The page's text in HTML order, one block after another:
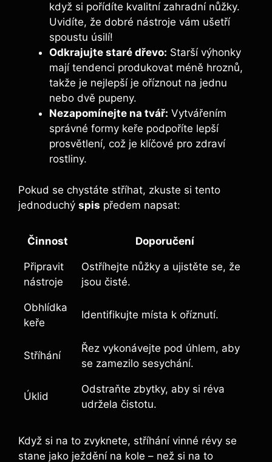
když si pořídíte kvalitní zahradní nůžky.
Uvidíte, že ⁢dobré nástroje vám ušetří
‌spoustu úsilí!
Odkrajujte ⁢staré dřevo: Starší výhonky
⁢mají tendenci produkovat méně hroznů,
takže je nejlepší je oříznout na jednu
nebo dvě pupeny.
Nezapomínejte⁣ na tvář: Vytvářením⁢
správné formy keře podpoříte lepší
prosvětlení, což je klíčové pro zdraví
rostliny.
Pokud se chystáte stříhat, zkuste si tento
jednoduchý spis předem napsat:
Činnost Doporučení
Připravit‍
nástroje
Ostříhejte nůžky a ujistěte se, že
jsou čisté.
Obhlídka
keře
Identifikujte místa k oříznutí.
Stříhání
Řez ​vykonávejte pod úhlem, aby
se zamezilo sesychání.
Úklid
Odstraňte zbytky, aby⁤ si réva
udržela čistotu.
Když si na to zvyknete, stříhání vinné révy⁤ se
⁣stane jako ježdění na kole – než ‍si na to